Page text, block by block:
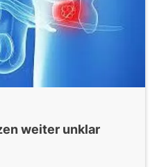
weiter unklar